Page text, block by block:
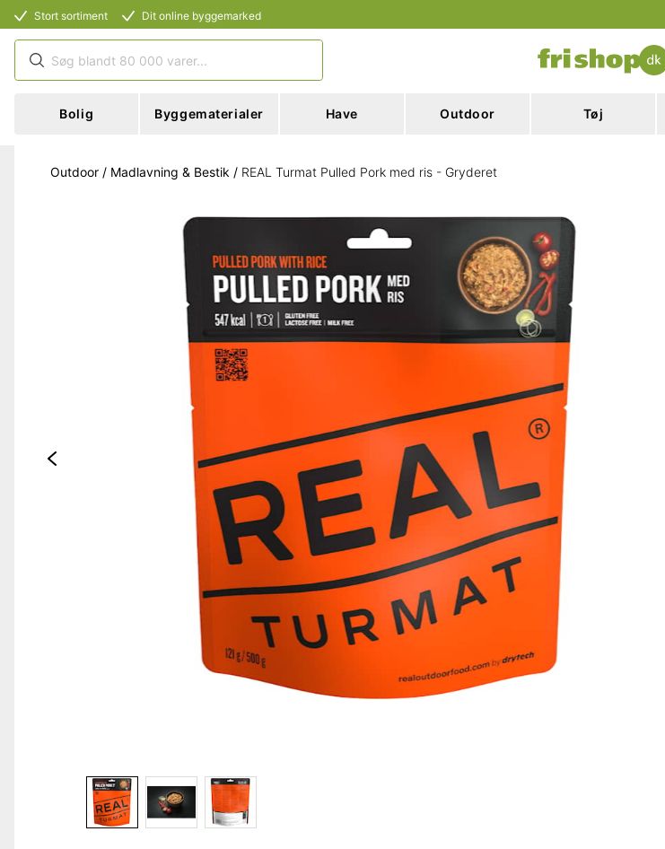
Stort sortiment Dit online byggemarked
Bolig Byggematerialer Have Outdoor Tøj
Outdoor / Madlavning & Bestik / REAL Turmat Pulled Pork med ris - Gryderet